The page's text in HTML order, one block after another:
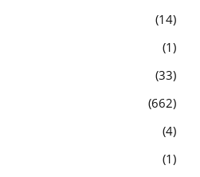
14
1
33
662
4
1